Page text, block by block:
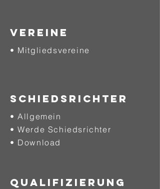
VEREINE
• Mitgliedsvereine
SCHIEDSRICHTER
• Allgemein
• Werde Schiedsrichter
• Download
QUALIFIZIERUNG